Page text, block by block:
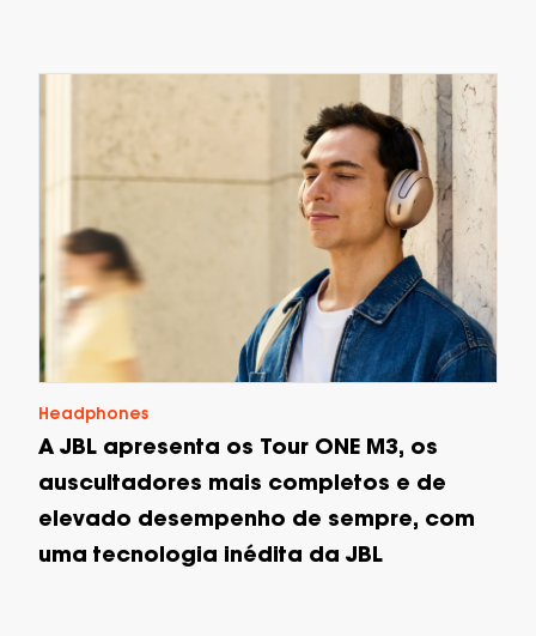
Headphones
A JBL apresenta os Tour ONE M3, os
auscultadores mais completos e de
elevado desempenho de sempre, com
uma tecnologia inédita da JBL